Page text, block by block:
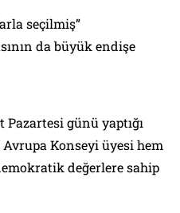
seçilmiş”
da büyük endişe
günü yaptığı
Konseyi üyesi hem
değerlere sahip